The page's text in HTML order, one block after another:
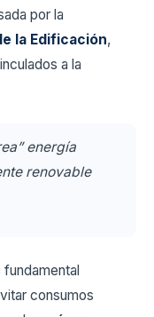
por la
la Edificación,
a la
energía
renovable
consumos